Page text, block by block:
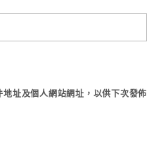
址及個人網站網址，以供下次發佈